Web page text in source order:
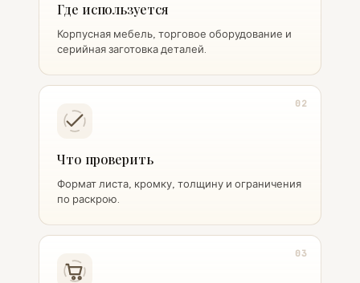
Где используется
Корпусная мебель, торговое оборудование и
серийная заготовка деталей.
02
Что проверить
Формат листа, кромку, толщину и ограничения
по раскрою.
03